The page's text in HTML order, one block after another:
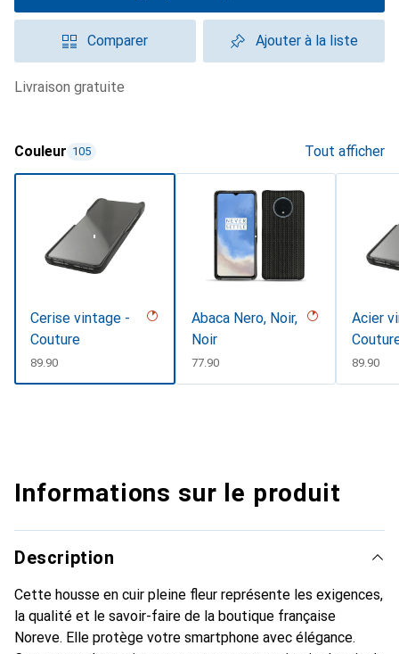
Comparer Ajouter à la liste
livraison gratuite
Couleur 105 Tout afficher
Cerise vintage -
Couture
CHF
89.90
Abaca Nero, Noir,
Noir
CHF
77.90
Acier
CHF
89.90
Informations sur le produit
Description
Cette housse en cuir pleine fleur représente les exigences,
la qualité et le savoir-faire de la boutique française
Noreve. Elle protège votre smartphone avec élégance.